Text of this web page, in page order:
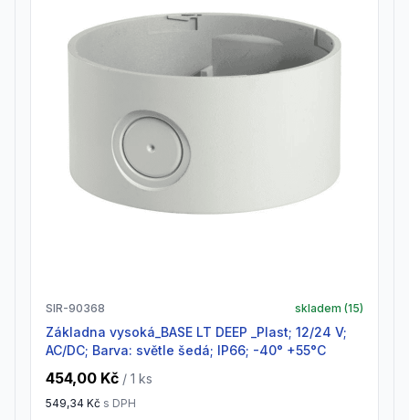
SIR-90368 skladem (15)
Základna vysoká_BASE LT DEEP _Plast; 12/24 V;
AC/DC; Barva: světle šedá; IP66; -40° +55°C
454,00 Kč / 1 ks
549,34 Kč s DPH